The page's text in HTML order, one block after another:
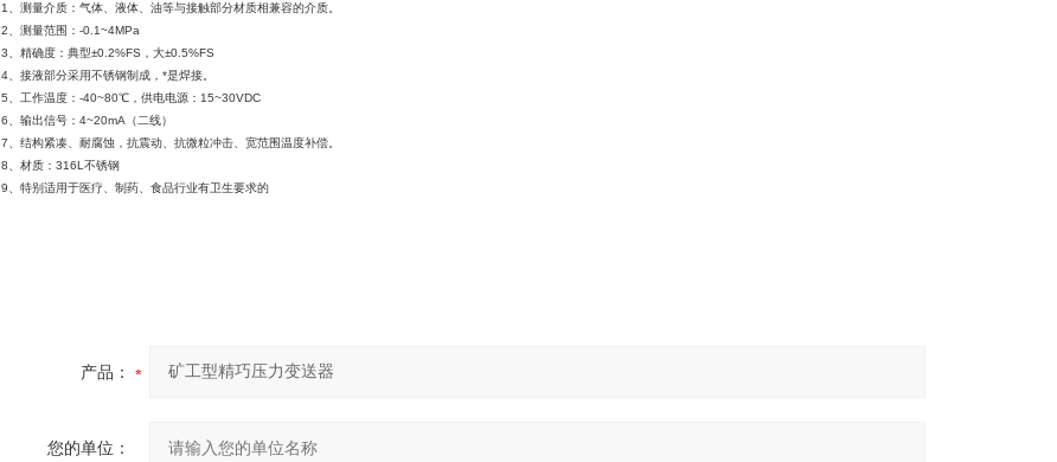
1、测量介质：气体、液体、油等与接触部分材质相兼容的介质。
2、测量范围：-0.1~4MPa
3、精确度：典型±0.2%FS，大±0.5%FS
4、接液部分采用不锈钢制成，*是焊接。
5、工作温度：-40~80℃，供电电源：15~30VDC
6、输出信号：4~20mA（二线）
7、 结构紧凑、耐腐蚀，抗震动、抗微粒冲击、宽范围温度补偿。
8、材质： 316L不锈钢
9、 特别适用于医疗、制药、食品行业有卫生要求的
产品：
您的单位：